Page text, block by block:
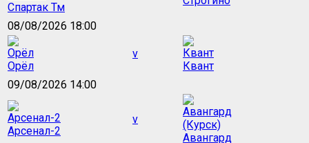
Спартак Тм
08/08/2026 18:00
Орёл
v
Квант
09/08/2026 14:00
Арсенал-2
v
Авангард